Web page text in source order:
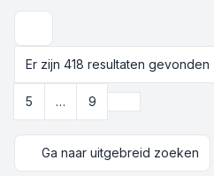
Er zijn 418 resultaten gevonden
5 … 9
Ga naar uitgebreid zoeken